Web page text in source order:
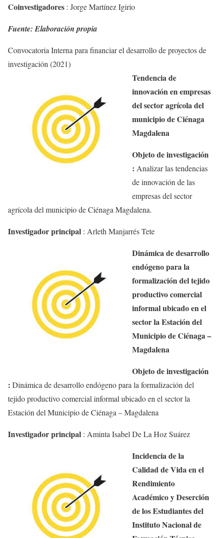
Coinvestigadores : Jorge MartínezIgirio
Fuente: Elaboración propia
Convocatoria Interna para financiar el desarrollo deproyectos de
investigación (2021)
Tendencia de
innovación en empresas
del sector agrícola del
municipio de Ciénaga
Magdalena
Objeto de investigación
: Analizar las tendencias
de innovación de las
empresas del sector
agrícola del municipio de Ciénaga Magdalena.
Investigador principal : Arleth ManjarrésTete
Dinámica de desarrollo
endógeno para la
formalización del tejido
productivo comercial
informal ubicado en el
sector la Estación del
Municipio de Ciénaga –
Magdalena
Objeto de investigación
: Dinámica de desarrollo endógeno para la formalización del
tejido productivo comercial informal ubicado en el sector la
Estación del Municipio de Ciénaga – Magdalena
Investigador principal : Aminta Isabel De La Hoz Suárez
Incidencia de la
Calidad de Vida en el
Rendimiento
Académico y Deserción
de los Estudiantes del
Instituto Nacional de